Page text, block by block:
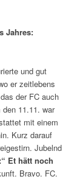
Jahres:
und gut
er zeitlebens
der FC auch
11.11. war
mit einem
Kurz darauf
Jubelnd
:“ Et hätt noch
Bravo. FC.